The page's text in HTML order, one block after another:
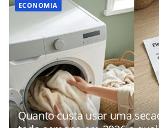
ECONOMIA
Quanto custa usar uma